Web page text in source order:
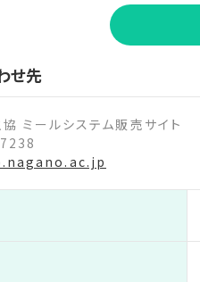
せ先
ミールシステム販売サイト